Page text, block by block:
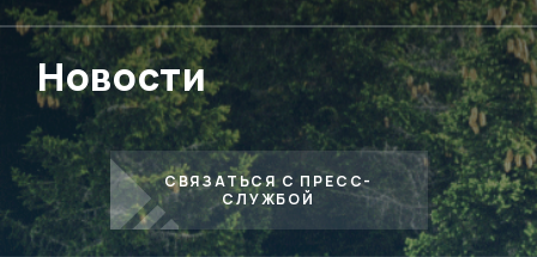
Новости
СВЯЗАТЬСЯ С ПРЕСС-
СЛУЖБОЙ